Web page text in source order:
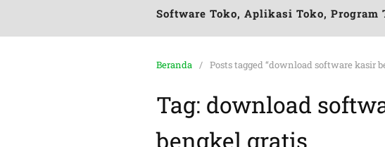
Software Toko, Aplikasi Toko, Program
Beranda Posts tagged “download software kasir
Tag: download
bengkel gratis